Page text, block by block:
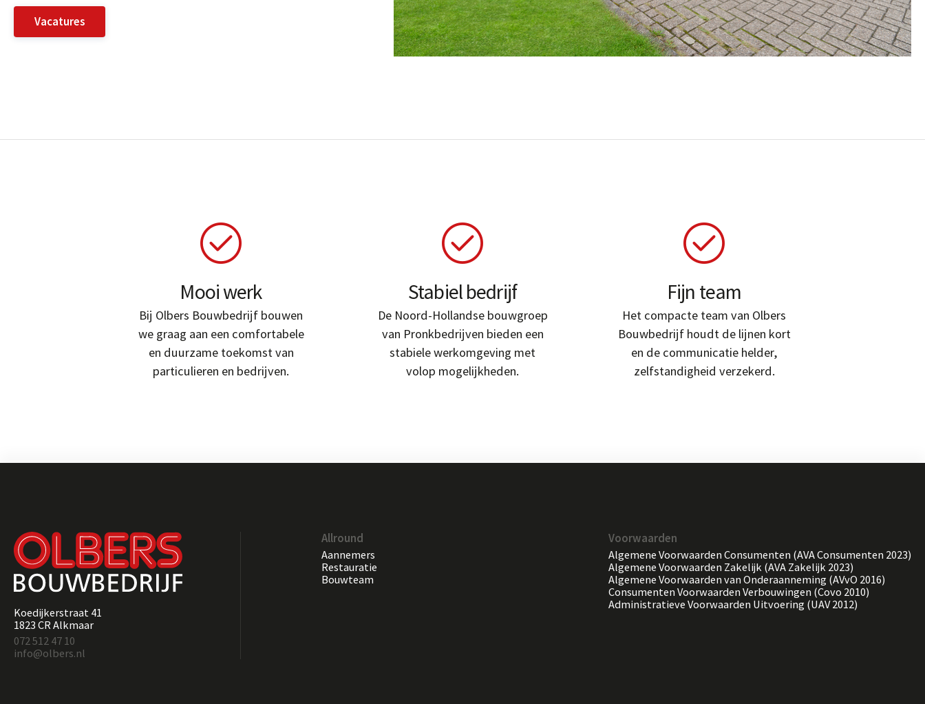
Vacatures
Mooi werk
Bij Olbers Bouwbedrijf bouwen
we graag aan een comfortabele
en duurzame toekomst van
particulieren en bedrijven.
Stabiel bedrijf
De Noord-Hollandse bouwgroep
van Pronkbedrijven bieden een
stabiele werkomgeving met
volop mogelijkheden.
Fijn team
Het compacte team van Olbers
Bouwbedrijf houdt de lijnen kort
en de communicatie helder,
zelfstandigheid verzekerd.
Koedijkerstraat 41
1823 CR Alkmaar
072 512 47 10
info@olbers.nl
Allround
Aannemers
Restauratie
Bouwteam
Voorwaarden
Algemene Voorwaarden Consumenten (AVA Consumenten 2023)
Algemene Voorwaarden Zakelijk (AVA Zakelijk 2023)
Algemene Voorwaarden van Onderaanneming (AVvO 2016)
Consumenten Voorwaarden Verbouwingen (Covo 2010)
Administratieve Voorwaarden Uitvoering (UAV 2012)